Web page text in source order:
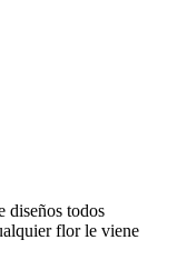
diseños todos
flor le viene